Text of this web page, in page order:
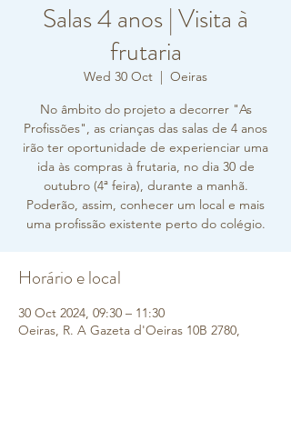
Salas 4 anos | Visita à
frutaria
Wed 30 Oct
  |
Oeiras
No âmbito do projeto a decorrer "As
Profissões", as crianças das salas de 4 anos
irão ter oportunidade de experienciar uma
ida às compras à frutaria, no dia 30 de
outubro (4ª feira), durante a manhã.
Poderão, assim, conhecer um local e mais
uma profissão existente perto do colégio.
Horário e local
30 Oct 2024, 09:30 – 11:30
Oeiras, R. A Gazeta d'Oeiras 10B 2780,